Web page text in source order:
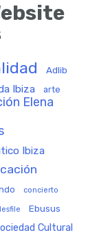
Adlib
Ibiza arte
Elena
Ibiza
concierto
Ebusus
Cultural